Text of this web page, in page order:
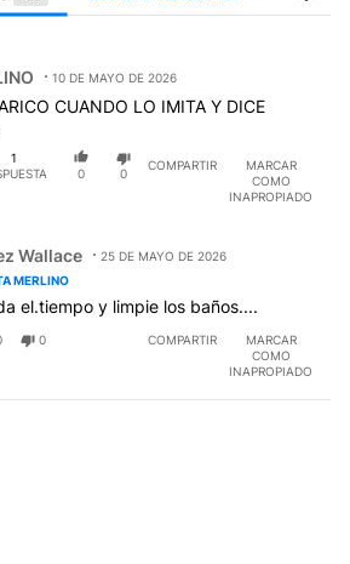
MERLINO.
10 DE MAYO DE 2026
CUANDO LO IMITA Y DICE
1
0 0
COMPARTIR
MARCAR
COMO
INAPROPIADO
Wallace
25 DE MAYO DE 2026
MERLINO
el.tiempo y limpie los baños....
0 COMPARTIR
MARCAR
COMO
INAPROPIADO